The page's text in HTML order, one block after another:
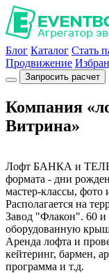
Блог Каталог Стать
Продвижение
Запросить расчет
Компания
Витрина»
Лофт БАНКА и
формата - дни
мастер-классы, фото
Располагается на
Завод "Флакон". 60 и
оборудованную
Аренда лофта и
кейтеринг, бармен,
программа и т.д.